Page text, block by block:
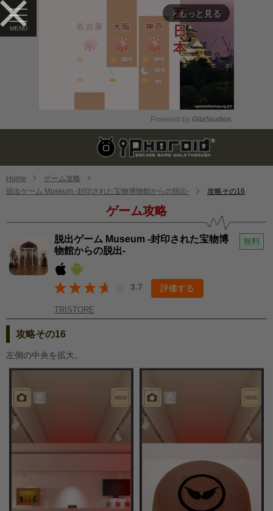
arrow_forward_ios もっと見る
Mute
Powered by GliaStudios
Home
ゲーム攻略
脱出ゲーム Museum -封印された宝物博物館からの脱出-
攻略その16
ゲーム攻略
脱出ゲーム Museum -封印された宝物博
物館からの脱出-
無料
3.7 評価する
TRISTORE
攻略その16
左側の中央を拡大。